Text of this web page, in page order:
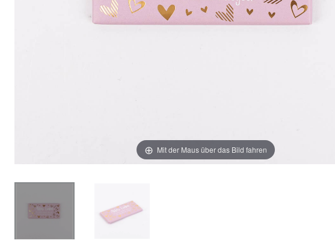
Mit der Maus über das Bild fahren